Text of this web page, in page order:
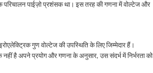
परिचालन पाईज़ो प्रशंसक था। इस तरह की गणना में वोल्टेज और
गुण वोल्टेज की उपस्थिति के लिए जिम्मेदार हैं।
नहीं हैअपने प्रयोग और गणना के अनुसार, उस संदर्भ में निर्भरता को